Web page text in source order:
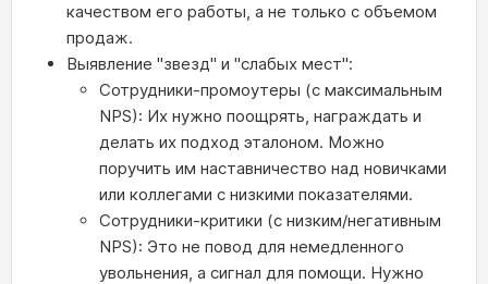
качеством его работы, а не только с объемом
продаж.
Выявление "звезд" и "слабых мест":
Сотрудники-промоутеры (с максимальным
NPS): Их нужно поощрять, награждать и
делать их подход эталоном. Можно
поручить им наставничество над новичками
или коллегами с низкими показателями.
Сотрудники-критики (с низким/негативным
NPS): Это не повод для немедленного
увольнения, а сигнал для помощи. Нужно